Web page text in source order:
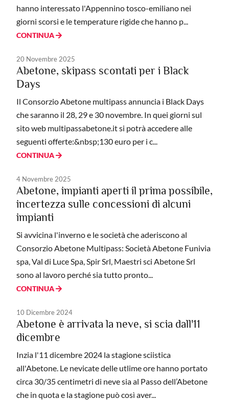
hanno interessato l'Appennino tosco-emiliano nei
giorni scorsi e le temperature rigide che hanno p...
CONTINUA
20 Novembre 2025
Abetone, skipass scontati per i Black
Days
Il Consorzio Abetone multipass annuncia i Black Days
che saranno il 28, 29 e 30 novembre. In quei giorni sul
sito web multipassabetone.it si potrà accedere alle
seguenti offerte:&nbsp;130 euro per i c...
CONTINUA
4 Novembre 2025
Abetone, impianti aperti il prima possibile,
incertezza sulle concessioni di alcuni
impianti
Si avvicina l'inverno e le società che aderiscono al
Consorzio Abetone Multipass: Società Abetone Funivia
spa, Val di Luce Spa, Spir Srl, Maestri sci Abetone Srl
sono al lavoro perché sia tutto pronto...
CONTINUA
10 Dicembre 2024
Abetone è arrivata la neve, si scia dall'11
dicembre
Inzia l'11 dicembre 2024 la stagione sciistica
all'Abetone. Le nevicate delle utlime ore hanno portato
circa 30/35 centimetri di neve sia al Passo dell’Abetone
che in quota e la stagione può così aver...